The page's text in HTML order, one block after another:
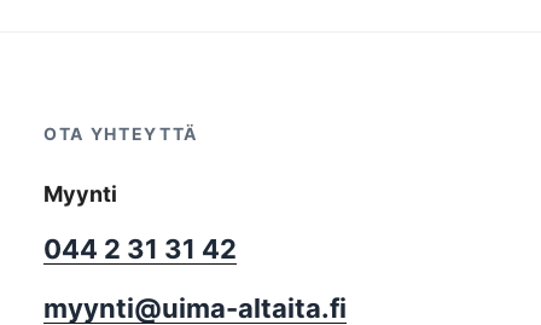
OTA YHTEYTTÄ
Myynti
044 2 31 31 42
myynti@uima-altaita.fi